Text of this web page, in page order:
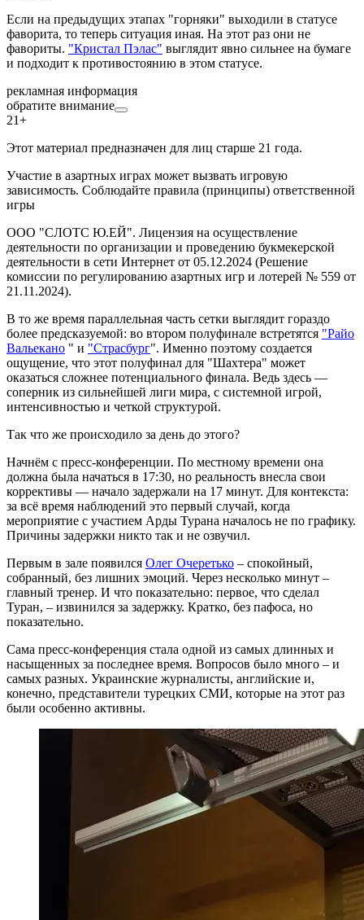
Если на предыдущих этапах "горняки" выходили в статусе
фаворита, то теперь ситуация иная. На этот раз они не
фавориты. "Кристал Пэлас" выглядит явно сильнее на бумаге
и подходит к противостоянию в этом статусе.
рекламная информация
обратите внимание
21+
Этот материал предназначен для лиц старше 21 года.
Участие в азартных играх может вызвать игровую
зависимость. Соблюдайте правила (принципы) ответственной
игры
ООО "СЛОТС Ю.ЕЙ". Лицензия на осуществление
деятельности по организации и проведению букмекерской
деятельности в сети Интернет от 05.12.2024 (Решение
комиссии по регулированию азартных игр и лотерей № 559 от
21.11.2024).
В то же время параллельная часть сетки выглядит гораздо
более предсказуемой: во втором полуфинале встретятся "Райо
Вальекано " и "Страсбург". Именно поэтому создается
ощущение, что этот полуфинал для "Шахтера" может
оказаться сложнее потенциального финала. Ведь здесь —
соперник из сильнейшей лиги мира, с системной игрой,
интенсивностью и четкой структурой.
Так что же происходило за день до этого?
Начнём с пресс-конференции. По местному времени она
должна была начаться в 17:30, но реальность внесла свои
коррективы — начало задержали на 17 минут. Для контекста:
за всё время наблюдений это первый случай, когда
мероприятие с участием Арды Турана началось не по графику.
Причины задержки никто так и не озвучил.
Первым в зале появился Олег Очеретько – спокойный,
собранный, без лишних эмоций. Через несколько минут –
главный тренер. И что показательно: первое, что сделал
Туран, – извинился за задержку. Кратко, без пафоса, но
показательно.
Сама пресс-конференция стала одной из самых длинных и
насыщенных за последнее время. Вопросов было много – и
самых разных. Украинские журналисты, английские и,
конечно, представители турецких СМИ, которые на этот раз
были особенно активны.